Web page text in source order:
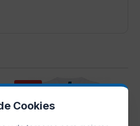
Cookies
OFERTA